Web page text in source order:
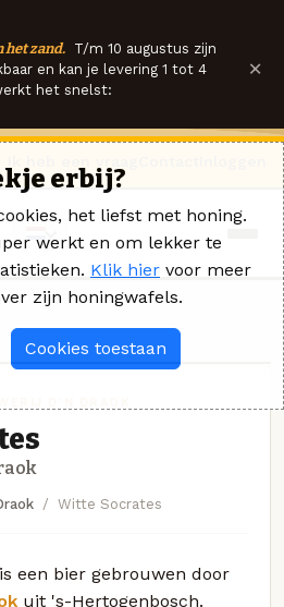
het zand. T/m 10 augustus zijn
en kan je levering 1 tot 4
het snelst:
×
Witte Socrates
een bier gebrouwen door
uit 's-Hertogenbosch.
erbij?
het liefst met honing.
werkt en om lekker te
Klik hier voor meer
zijn honingwafels.
Cookies toestaan